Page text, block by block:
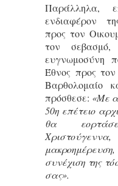
Παράλληλα,
ενδιαφέρον
προς τον
τον
ευγνωμοσύνη
Έθνος προς
Βαρθολομαίο
πρόσθεσε: «Με
50η επέτειο
θα
συνέχιση της
σας».